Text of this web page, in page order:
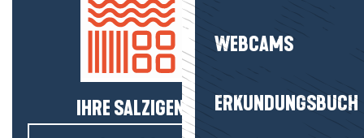
WEBCAMS
ERKUNDUNGSBUCH
IHRE SALZIGEN NEUIGKEITEN!